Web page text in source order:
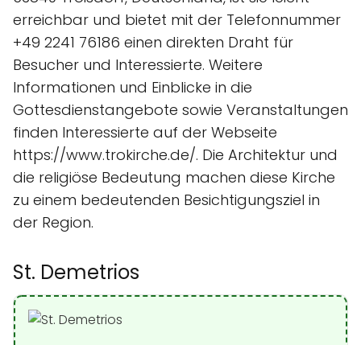
erreichbar und bietet mit der Telefonnummer
+49 2241 76186 einen direkten Draht für
Besucher und Interessierte. Weitere
Informationen und Einblicke in die
Gottesdienstangebote sowie Veranstaltungen
finden Interessierte auf der Webseite
https://www.trokirche.de/. Die Architektur und
die religiöse Bedeutung machen diese Kirche
zu einem bedeutenden Besichtigungsziel in
der Region.
St. Demetrios